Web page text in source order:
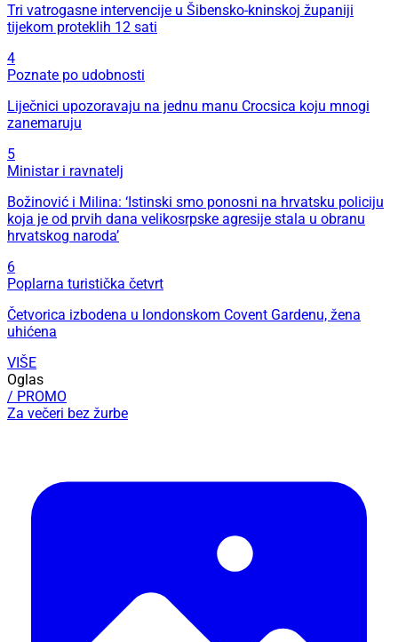
Tri vatrogasne intervencije u Šibensko-kninskoj županiji
tijekom proteklih 12 sati
4
Poznate po udobnosti
Liječnici upozoravaju na jednu manu Crocsica koju mnogi
zanemaruju
5
Ministar i ravnatelj
Božinović i Milina: ‘Istinski smo ponosni na hrvatsku policiju
koja je od prvih dana velikosrpske agresije stala u obranu
hrvatskog naroda’
6
Poplarna turistička četvrt
Četvorica izbodena u londonskom Covent Gardenu, žena
uhićena
VIŠE
Oglas
/ PROMO
Za večeri bez žurbe